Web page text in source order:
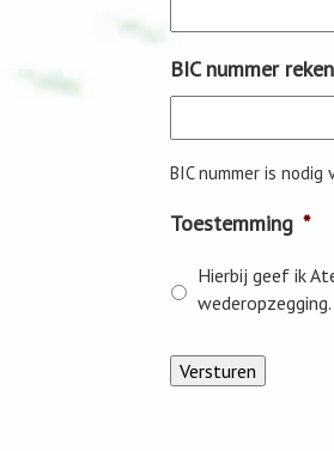
BIC nummer
BIC nummer is
Toestemming *
Hierbij geef ik
wederopzegging.